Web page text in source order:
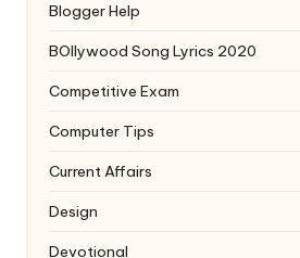
Blogger Help
BOllywood Song Lyrics 2020
Competitive Exam
Computer Tips
Current Affairs
Design
Devotional